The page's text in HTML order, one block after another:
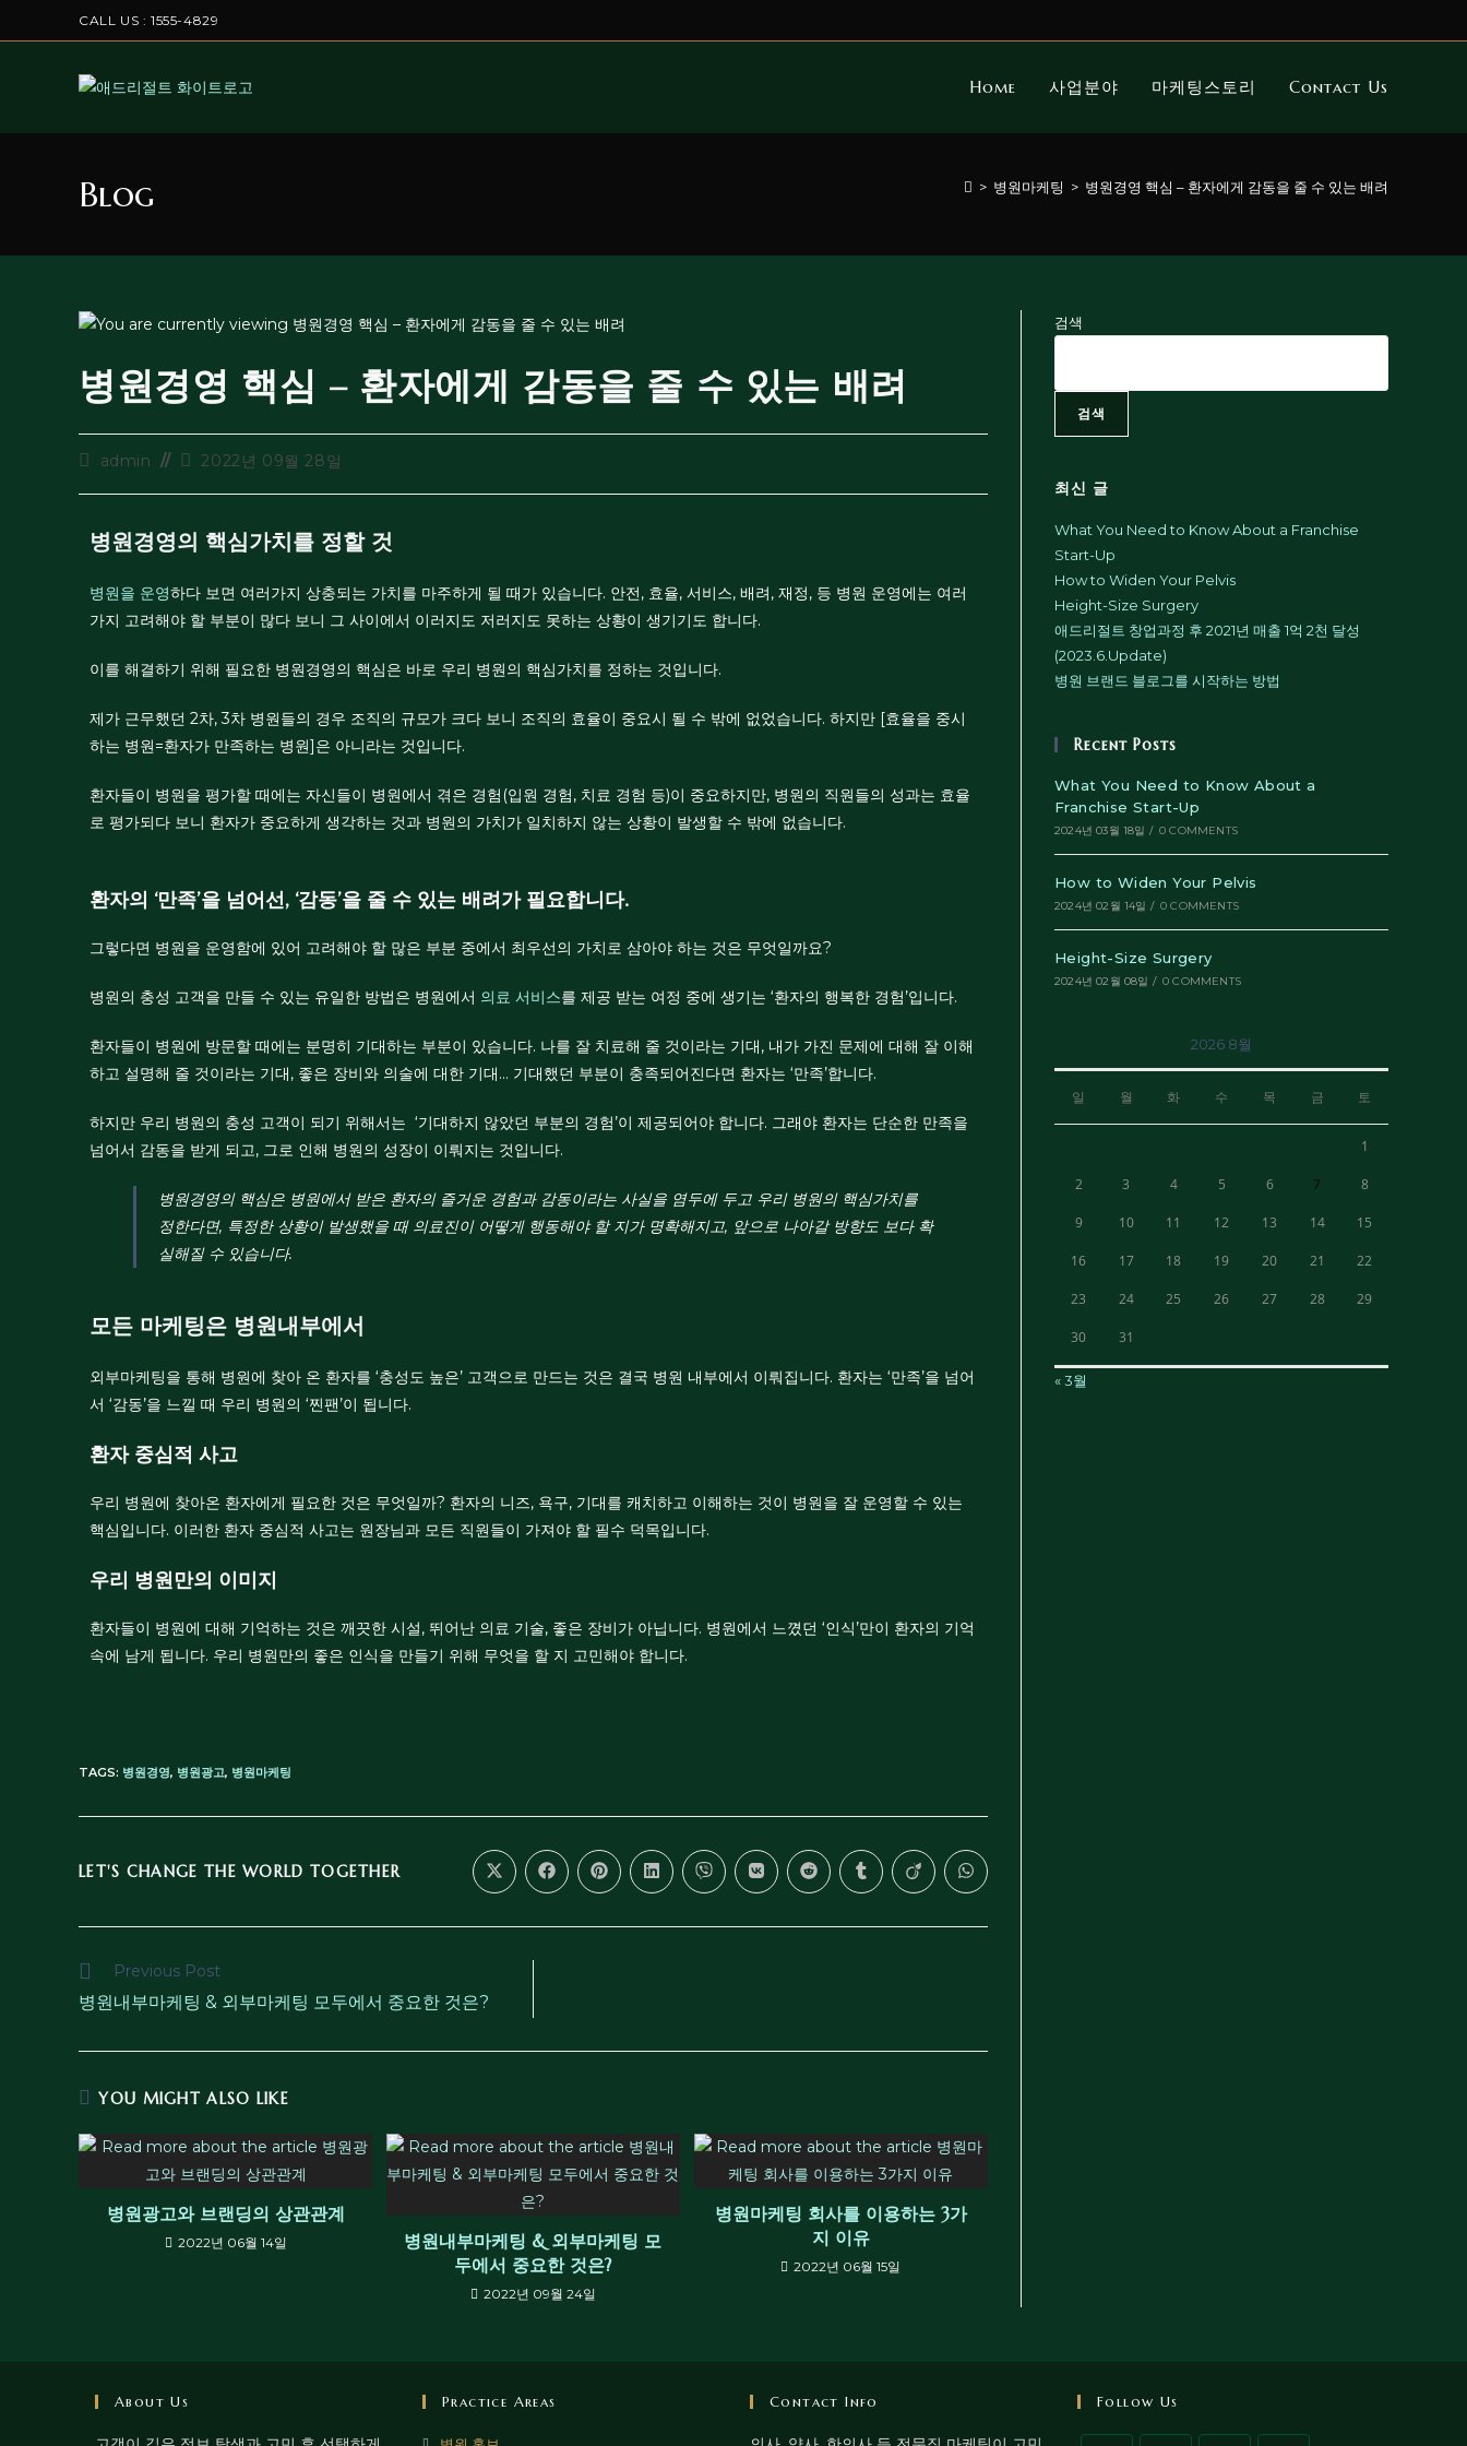
CALL US : 1555-4829
Home 사업분야 마케팅스토리 Contact Us
Blog > 병원마케팅 > 병원경영 핵심 – 환자에게 감동을 줄 수 있는 배려
병원경영 핵심 – 환자에게 감동을 줄 수 있는 배려
admin 2022년 09월 28일
병원경영의 핵심가치를 정할 것
병원을 운영하다 보면 여러가지 상충되는 가치를 마주하게 될 때가 있습니다. 안전, 효율, 서비스, 배려, 재정, 등 병원 운영에는 여러
가지 고려해야 할 부분이 많다 보니 그 사이에서 이러지도 저러지도 못하는 상황이 생기기도 합니다.
이를 해결하기 위해 필요한 병원경영의 핵심은 바로 우리 병원의 핵심가치를 정하는 것입니다.
제가 근무했던 2차, 3차 병원들의 경우 조직의 규모가 크다 보니 조직의 효율이 중요시 될 수 밖에 없었습니다. 하지만 [효율을 중시
하는 병원=환자가 만족하는 병원]은 아니라는 것입니다.
환자들이 병원을 평가할 때에는 자신들이 병원에서 겪은 경험(입원 경험, 치료 경험 등)이 중요하지만, 병원의 직원들의 성과는 효율
로 평가되다 보니 환자가 중요하게 생각하는 것과 병원의 가치가 일치하지 않는 상황이 발생할 수 밖에 없습니다.
환자의 ‘만족’을 넘어선, ‘감동’을 줄 수 있는 배려가 필요합니다.
그렇다면 병원을 운영함에 있어 고려해야 할 많은 부분 중에서 최우선의 가치로 삼아야 하는 것은 무엇일까요?
병원의 충성 고객을 만들 수 있는 유일한 방법은 병원에서 의료 서비스를 제공 받는 여정 중에 생기는 ‘환자의 행복한 경험’입니다.
환자들이 병원에 방문할 때에는 분명히 기대하는 부분이 있습니다. 나를 잘 치료해 줄 것이라는 기대, 내가 가진 문제에 대해 잘 이해
하고 설명해 줄 것이라는 기대, 좋은 장비와 의술에 대한 기대… 기대했던 부분이 충족되어진다면 환자는 ‘만족’합니다.
하지만 우리 병원의 충성 고객이 되기 위해서는 ‘기대하지 않았던 부분의 경험’이 제공되어야 합니다. 그래야 환자는 단순한 만족을
넘어서 감동을 받게 되고, 그로 인해 병원의 성장이 이뤄지는 것입니다.
병원경영의 핵심은 병원에서 받은 환자의 즐거운 경험과 감동이라는 사실을 염두에 두고 우리 병원의 핵심가치를
정한다면, 특정한 상황이 발생했을 때 의료진이 어떻게 행동해야 할 지가 명확해지고, 앞으로 나아갈 방향도 보다 확
실해질 수 있습니다.
모든 마케팅은 병원내부에서
외부마케팅을 통해 병원에 찾아 온 환자를 ‘충성도 높은’ 고객으로 만드는 것은 결국 병원 내부에서 이뤄집니다. 환자는 ‘만족’을 넘어
서 ‘감동’을 느낄 때 우리 병원의 ‘찐팬’이 됩니다.
환자 중심적 사고
우리 병원에 찾아온 환자에게 필요한 것은 무엇일까? 환자의 니즈, 욕구, 기대를 캐치하고 이해하는 것이 병원을 잘 운영할 수 있는
핵심입니다. 이러한 환자 중심적 사고는 원장님과 모든 직원들이 가져야 할 필수 덕목입니다.
우리 병원만의 이미지
환자들이 병원에 대해 기억하는 것은 깨끗한 시설, 뛰어난 의료 기술, 좋은 장비가 아닙니다. 병원에서 느꼈던 ‘인식’만이 환자의 기억
속에 남게 됩니다. 우리 병원만의 좋은 인식을 만들기 위해 무엇을 할 지 고민해야 합니다.
TAGS: 병원경영, 병원광고, 병원마케팅
LET'S CHANGE THE WORLD TOGETHER
Previous Post
병원내부마케팅 & 외부마케팅 모두에서 중요한 것은?
YOU MIGHT ALSO LIKE
병원광고와 브랜딩의 상관관계
2022년 06월 14일
병원내부마케팅 & 외부마케팅 모
두에서 중요한 것은?
2022년 09월 24일
병원마케팅 회사를 이용하는 3가
지 이유
2022년 06월 15일
검색
검색
최신 글
What You Need to Know About a Franchise
Start-Up
How to Widen Your Pelvis
Height-Size Surgery
애드리절트 창업과정 후 2021년 매출 1억 2천 달성
(2023.6.Update)
병원 브랜드 블로그를 시작하는 방법
Recent Posts
What You Need to Know About a
Franchise Start-Up
2024년 03월 18일 / 0 COMMENTS
How to Widen Your Pelvis
2024년 02월 14일 / 0 COMMENTS
Height-Size Surgery
2024년 02월 08일 / 0 COMMENTS
2026 8월
일 월 화 수 목 금 토
1
2 3 4 5 6 7 8
9 10 11 12 13 14 15
16 17 18 19 20 21 22
23 24 25 26 27 28 29
30 31
« 3월
About Us Practice Areas Contact Info Follow Us